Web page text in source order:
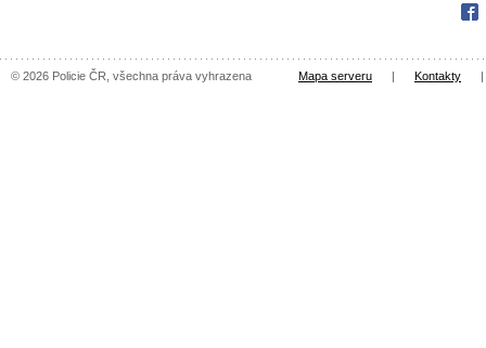
© 2026 Policie ČR, všechna práva vyhrazena Mapa serveru | Kontakty |